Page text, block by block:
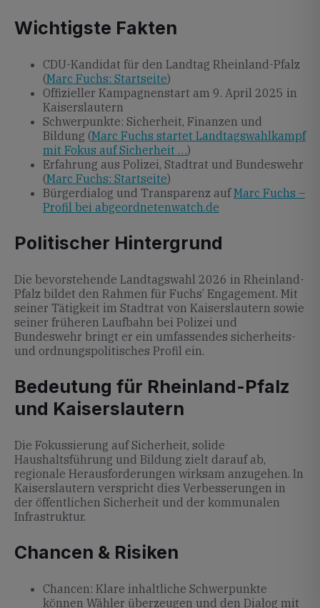
Wichtigste Fakten
CDU-Kandidat für den Landtag Rheinland-Pfalz
(Marc Fuchs: Startseite)
Offizieller Kampagnenstart am 9. April 2025 in
Kaiserslautern
Schwerpunkte: Sicherheit, Finanzen und
Bildung (Marc Fuchs startet Landtagswahlkampf
mit Fokus auf Sicherheit …)
Erfahrung aus Polizei, Stadtrat und Bundeswehr
(Marc Fuchs: Startseite)
Bürgerdialog und Transparenz aufMarc Fuchs –
Profil bei abgeordnetenwatch.de
Politischer Hintergrund
Die bevorstehende Landtagswahl 2026 in Rheinland-
Pfalz bildet den Rahmen für Fuchs’ Engagement. Mit
seiner Tätigkeit im Stadtrat von Kaiserslautern sowie
seiner früheren Laufbahn bei Polizei und
Bundeswehr bringt er ein umfassendes sicherheits-
und ordnungspolitisches Profil ein.
Bedeutung für Rheinland-Pfalz
und Kaiserslautern
Die Fokussierung auf Sicherheit, solide
Haushaltsführung und Bildung zielt darauf ab,
regionale Herausforderungen wirksam anzugehen. In
Kaiserslautern verspricht dies Verbesserungen in
der öffentlichen Sicherheit und der kommunalen
Infrastruktur.
Chancen & Risiken
Chancen: Klare inhaltliche Schwerpunkte
können Wähler überzeugen und den Dialog mit